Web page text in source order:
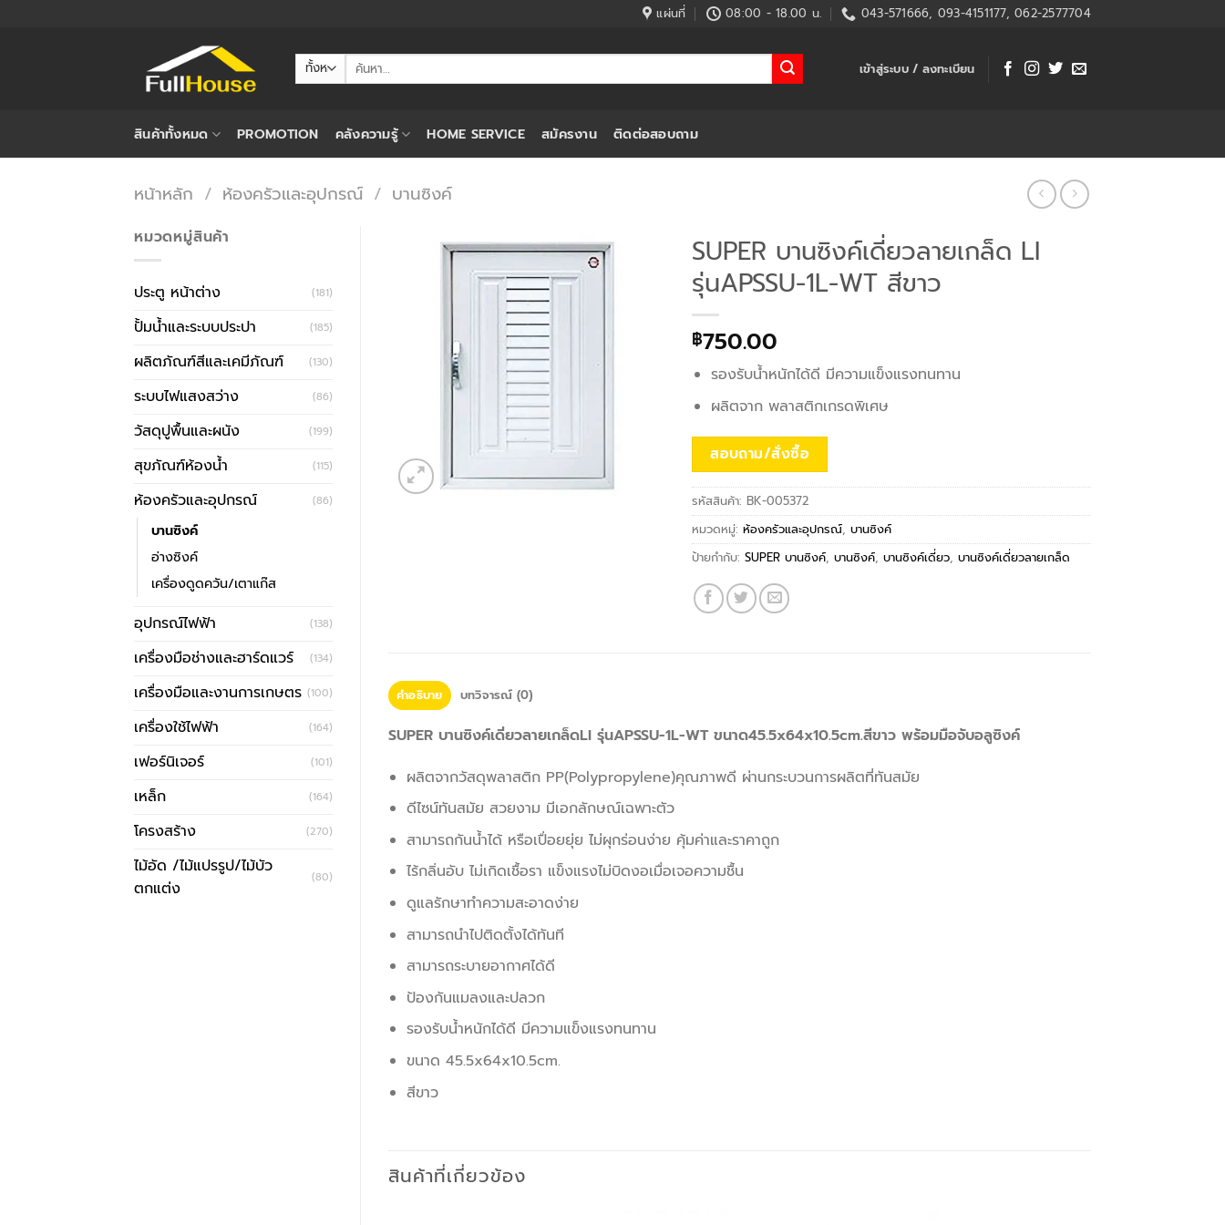
แผ่นที่ 08:00 - 18.00 น. 043-571666, 093-4151177, 062-2577704
ค้นหา: เข้าสู่ระบบ / ลงทะเบียน
สินค้าทั้งหมด PROMOTION คลังความรู้ HOME SERVICE สมัครงาน ติดต่อสอบถาม
หน้าหลัก / ห้องครัวและอุปกรณ์ / บานซิงค์
หมวดหมู่สินค้า
ประตู หน้าต่าง (181)
ปั้มน้ำและระบบประปา (185)
ผลิตภัณฑ์สีและเคมีภัณฑ์ (130)
ระบบไฟแสงสว่าง (86)
วัสดุปูพื้นและผนัง (199)
สุขภัณฑ์ห้องน้ำ (115)
ห้องครัวและอุปกรณ์ (86)
บานซิงค์
อ่างซิงค์
เครื่องดูดควัน/เตาแก๊ส
อุปกรณ์ไฟฟ้า (138)
เครื่องมือช่างและฮาร์ดแวร์ (134)
เครื่องมือและงานการเกษตร (100)
เครื่องใช้ไฟฟ้า (164)
เฟอร์นิเจอร์ (101)
เหล็ก (164)
โครงสร้าง (270)
ไม้อัด /ไม้แปรรูป/ไม้บัว
ตกแต่ง
(80)
SUPER บานซิงค์เดี่ยวลายเกล็ด LI
รุ่นAPSSU-1L-WT สีขาว
฿750.00
รองรับน้ำหนักได้ดี มีความแข็งแรงทนทาน
ผลิตจาก พลาสติกเกรดพิเศษ
สอบถาม/สั่งซื้อ
รหัสสินค้า:BK-005372
หมวดหมู่:ห้องครัวและอุปกรณ์,บานซิงค์
ป้ายกำกับ:SUPER บานซิงค์,บานซิงค์,บานซิงค์เดี่ยว,บานซิงค์เดี่ยวลายเกล็ด
คำอธิบาย บทวิจารณ์ (0)
SUPER บานซิงค์เดี่ยวลายเกล็ดLI รุ่นAPSSU-1L-WT ขนาด45.5x64x10.5cm.สีขาว พร้อมมือจับอลูซิงค์
ผลิตจากวัสดุพลาสติก PP(Polypropylene)คุณภาพดี ผ่านกระบวนการผลิตที่ทันสมัย
ดีไซน์ทันสมัย สวยงาม มีเอกลักษณ์เฉพาะตัว
สามารถกันน้ำได้ หรือเปื่อยยุ่ย ไม่ผุกร่อนง่าย คุ้มค่าและราคาถูก
ไร้กลิ่นอับ ไม่เกิดเชื้อรา แข็งแรงไม่บิดงอเมื่อเจอความชื้น
ดูแลรักษาทำความสะอาดง่าย
สามารถนำไปติดตั้งได้ทันที
สามารถระบายอากาศได้ดี
ป้องกันแมลงและปลวก
รองรับน้ำหนักได้ดี มีความแข็งแรงทนทาน
ขนาด 45.5x64x10.5cm.
สีขาว
สินค้าที่เกี่ยวข้อง